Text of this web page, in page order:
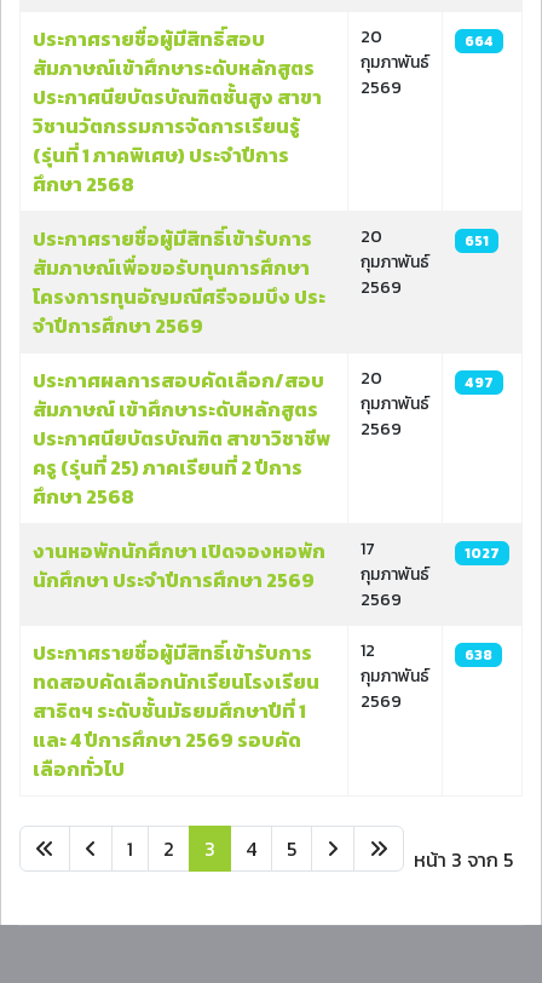
ประกาศรายชื่อผู้มีสิทธิ์สอบ
สัมภาษณ์เข้าศึกษาระดับหลักสูตร
ประกาศนียบัตรบัณฑิตชั้นสูง สาขา
วิชานวัตกรรมการจัดการเรียนรู้
(รุ่นที่ 1 ภาคพิเศษ) ประจําปีการ
ศึกษา 2568
20
กุมภาพันธ์
2569
664
ประกาศรายชื่อผู้มีสิทธิ์เข้ารับการ
สัมภาษณ์เพื่อขอรับทุนการศึกษา
โครงการทุนอัญมณีศรีจอมบึง ประ
จําปีการศึกษา 2569
20
กุมภาพันธ์
2569
651
ประกาศผลการสอบคัดเลือก/สอบ
สัมภาษณ์ เข้าศึกษาระดับหลักสูตร
ประกาศนียบัตรบัณฑิต สาขาวิชาชีพ
ครู (รุ่นที่ 25) ภาคเรียนที่ 2 ปีการ
ศึกษา 2568
20
กุมภาพันธ์
2569
497
งานหอพักนักศึกษา เปิดจองหอพัก
นักศึกษา ประจำปีการศึกษา 2569
17
กุมภาพันธ์
2569
1027
ประกาศรายชื่อผู้มีสิทธิ์เข้ารับการ
ทดสอบคัดเลือกนักเรียนโรงเรียน
สาธิตฯ ระดับชั้นมัธยมศึกษาปีที่ 1
และ 4 ปีการศึกษา 2569 รอบคัด
เลือกทั่วไป
12
กุมภาพันธ์
2569
638
หน้า 3 จาก 5
1 2 3 4 5